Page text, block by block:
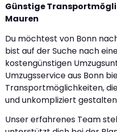
Günstige
Mauren
Du möchtest von Bonn
bist auf der Suche nach
kostengünstigen
Umzugsservice aus Bonn
Transportmöglichkeiten,
und unkompliziert
Unser erfahrenes Team